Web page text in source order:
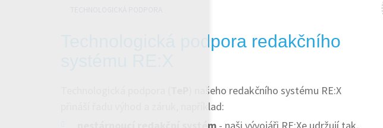
Technologická podpora redakčního
) našeho redakčního systému RE:X
přináší řadu výhod a záruk, například: